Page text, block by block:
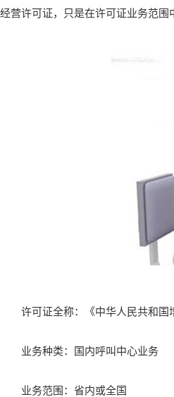
经营许可证，只是在许可证业务范
许可证全称：《中华人民共和国
业务种类：国内呼叫中心业务
业务范围：省内或全国